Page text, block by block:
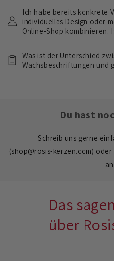
l
p
n
Ich habe bereits konkrete
individuelles Design oder
Online-Shop kombinieren.
Was ist der Unterschied
Wachsbeschriftungen und
Du hast
Schreib uns gerne
(shop@rosis-kerzen.com)
an.
Das
über